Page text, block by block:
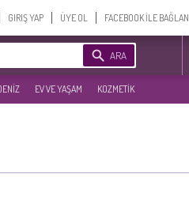
GIRIŞ YAP ÜYE OL FACEBOOK İLE BAĞLAN
ARA
EV VE YAŞAM KOZMETİK